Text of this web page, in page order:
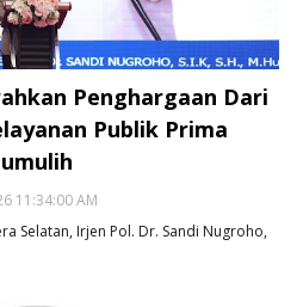
Penghargaan Dari
Publik Prima
11:34:00 AM
Selatan, Irjen Pol. Dr. Sandi Nugroho,